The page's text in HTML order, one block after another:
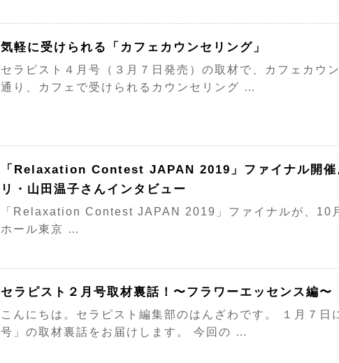
気軽に受けられる「カフェカウンセリング」
セラピスト４月号（３月７日発売）の取材で、カフェカウ
通り、カフェで受けられるカウンセリング …
「Relaxation Contest JAPAN 2019」ファイナル開催
リ・山田温子さんインタビュー
「Relaxation Contest JAPAN 2019」ファイナルが、10
ホール東京 …
セラピスト２月号取材裏話！〜フラワーエッセンス編〜
こんにちは。セラピスト編集部のはんざわです。 １月７日
号」の取材裏話をお届けします。 今回の …